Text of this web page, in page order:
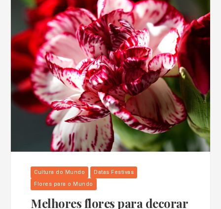
Cultura do Mundo
Datas Festivas
Flores para o Mundo
Melhores flores para decorar